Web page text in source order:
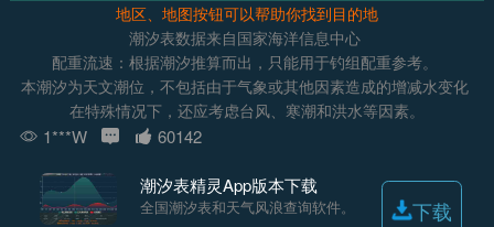
地区、地图按钮可以帮助你找到目的地
潮汐表数据来自国家海洋信息中心
配重流速：根据潮汐推算而出，只能用于钓组配重参考。
本潮汐为天文潮位，不包括由于气象或其他因素造成的增减水变化
在特殊情况下，还应考虑台风、寒潮和洪水等因素。
1***W 60142
潮汐表精灵App版本下载
全国潮汐表和天气风浪查询软件。 下载